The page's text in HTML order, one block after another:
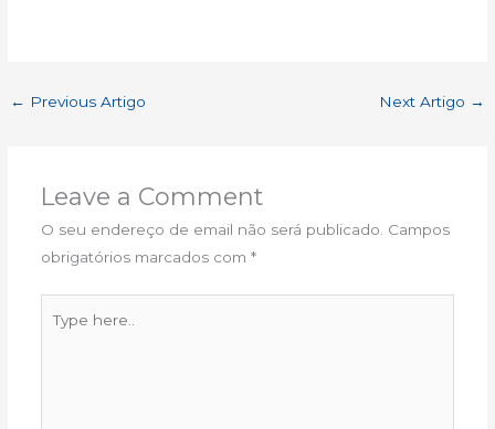
← Previous Artigo Next Artigo →
Leave a Comment
O seu endereço de email não será publicado. Campos
obrigatórios marcados com *
here..